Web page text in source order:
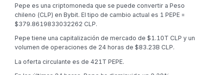
Pepe es una criptomoneda que se puede convertir a Peso
chileno (CLP) en Bybit. El tipo de cambio actual es 1 PEPE =
$379.8619833032262 CLP.
Pepe tiene una capitalización de mercado de $1.10T CLP y un
volumen de operaciones de 24 horas de $83.23B CLP.
La oferta circulante es de 421T PEPE.